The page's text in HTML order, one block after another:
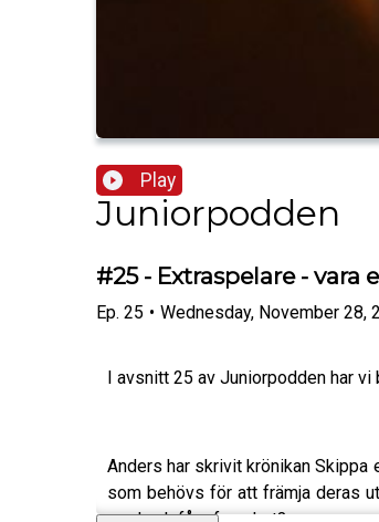
Play
Juniorpodden
#25 - Extraspelare - vara
Ep. 25 • Wednesday, November 28,
I avsnitt 25 av Juniorpodden har
Anders har skrivit krönikan
som behövs för att främja deras